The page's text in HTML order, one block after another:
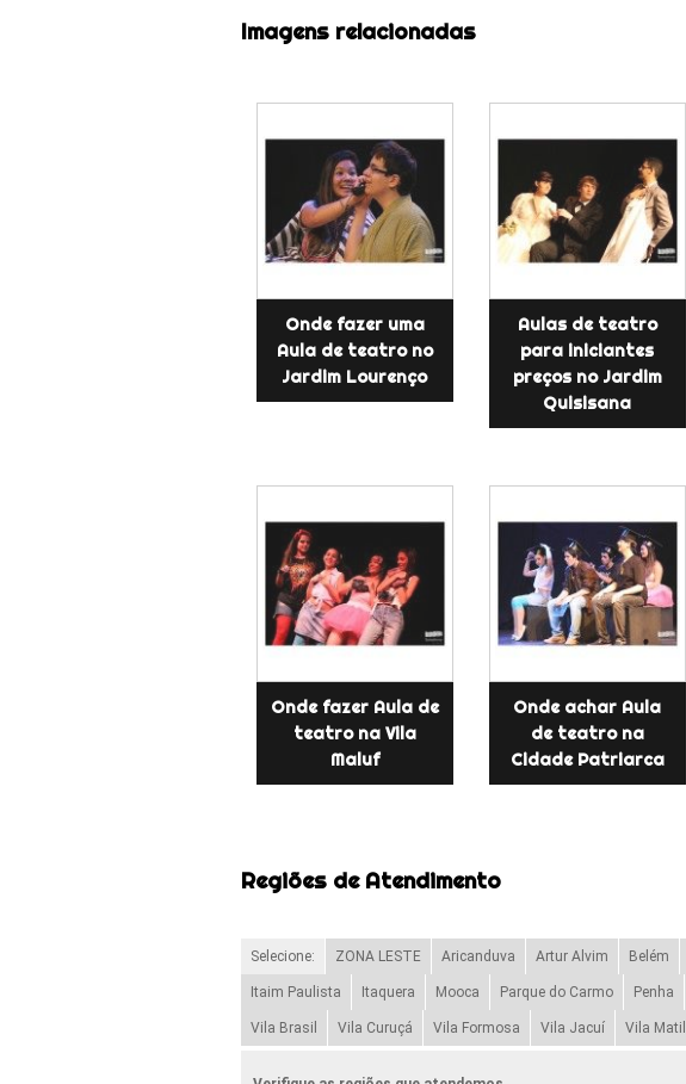
Imagens relacionadas
Onde fazer uma
Aula de teatro no
Jardim Lourenço
Aulas de teatro
para iniciantes
preços no Jardim
Quisisana
Onde fazer Aula de
teatro na Vila
Maluf
Onde achar Aula
de teatro na
Cidade Patriarca
Regiões de Atendimento
Selecione: ZONA LESTE Aricanduva Artur Alvim Belém
Itaim Paulista Itaquera Mooca Parque do Carmo Penha
Vila Brasil Vila Curuçá Vila Formosa Vila Jacuí Vila